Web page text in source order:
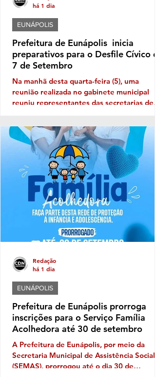
Prefeitura de Eunápolis inicia
preparativos para o Desfile Cívico
7 de Setembro
Na manhã desta quarta-feira (5), uma
reunião realizada no gabinete municipal
reuniu representantes das secretarias de
alinhar as primeiras ações voltadas à
organização do evento, incluindo aspectos
relacionados à logística, segurança,
estrutura e participação das instituições.
Neste ano, o desfile terá como tema
de Todos os Povos: Equidade, Memória e
Resistência", propondo uma reflexão
diversidade que constitui a identidade
EUNÁPOLIS
há 1 dia
Prefeitura de Eunápolis prorroga
inscrições para o Serviço Família
Acolhedora até 30 de setembro
A Prefeitura de Eunápolis, por meio da
Secretaria Municipal de Assistência Social
(SEMAS), prorrogou até o dia 30 de
EUNÁPOLIS
Redação
há 1 dia